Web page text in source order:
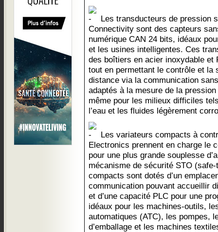
Les transducteurs de pression
Connectivity sont des capteurs
numérique CAN 24 bits, idéaux
et les usines intelligentes. Ces
des boîtiers en acier inoxydable et
tout en permettant le contrôle et
distance via la communication
adaptés à la mesure de la
même pour les milieux difficiles
l’eau et les fluides légèrement
Les variateurs compacts à
Electronics prennent en charge le
pour une plus grande souplesse
mécanisme de sécurité STO
compacts sont dotés d’un
communication pouvant accueillir
et d’une capacité PLC pour une
idéaux pour les machines-outils,
automatiques (ATC), les pompes,
d’emballage et les machines